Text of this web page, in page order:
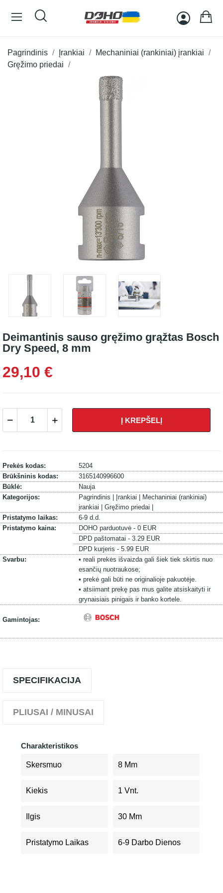
Pagrindinis Įrankiai
Mechaniniai (rankiniai) įrankiai
Gręžimo priedai
Deimantinis sauso gręžimo grąžtas Bosch
Dry Speed, 8 mm
29,10 €
Į KREPŠELĮ
Prekės kodas:
5204
Brūkšninis kodas:
3165140996600
Būklė:
Nauja
Kategorijos:
Pagrindinis | Įrankiai |
Mechaniniai (rankiniai)
įrankiai | Gręžimo priedai |
Pristatymo laikas:
6-9 d.d.
Pristatymo kaina:
DOHO parduotuvė - 0 EUR
DPD paštomatai - 3.29 EUR
DPD kurjeris - 5.99 EUR
Svarbu:
• reali prekės išvaizda gali šiek tiek skirtis nuo
esančių nuotraukose;
• prekė gali būti ne originalioje pakuotėje.
• atsiimant prekę pas mus galite atsiskaityti ir
grynaisiais pinigais ir banko kortele.
Gamintojas:
SPECIFIKACIJA
PLIUSAI / MINUSAI
Charakteristikos
Skersmuo 8 Mm
Kiekis 1 Vnt.
Ilgis 30 Mm
Pristatymo Laikas 6-9 Darbo Dienos